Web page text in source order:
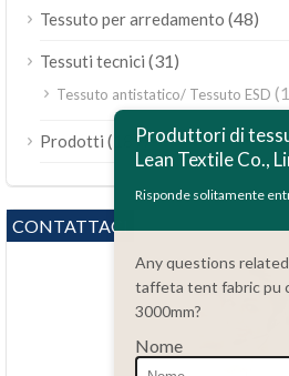
Tessuto per arredamento (48)
Tessuti tecnici (31)
Tessuto antistatico/ Tessuto ESD
Prodotti (189)
CONTATTACI
Produttori di
Lean Textile Co.,
Risponde solitamente
Any questions
taffeta tent fabric pu
3000mm?
Nome
Русский
Tiếng Việt
Bahasa Indonesia
Polski
Bahasa Melayu